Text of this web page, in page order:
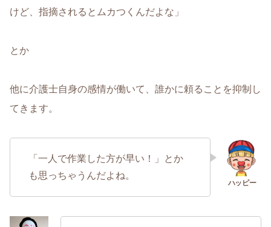
けど、指摘されるとムカつくんだよな」
とか
他に介護士自身の感情が働いて、誰かに頼ることを抑制し
てきます。
「一人で作業した方が早い！」とか
も思っちゃうんだよね。